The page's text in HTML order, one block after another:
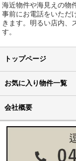
海近物件や海見えの物
事前にお電話をいただ
きます。明るい店内、
す。
トップページ
お気に入り物件一覧
会社概要